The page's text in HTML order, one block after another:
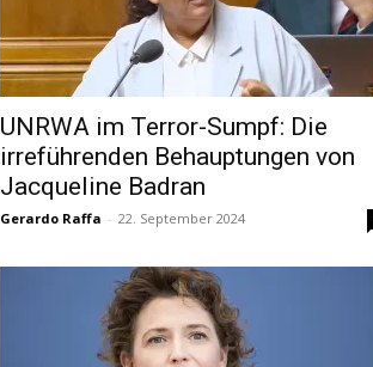
UNRWA im Terror-Sumpf: Die
irreführenden Behauptungen von
Jacqueline Badran
Gerardo Raffa - 22. September 2024